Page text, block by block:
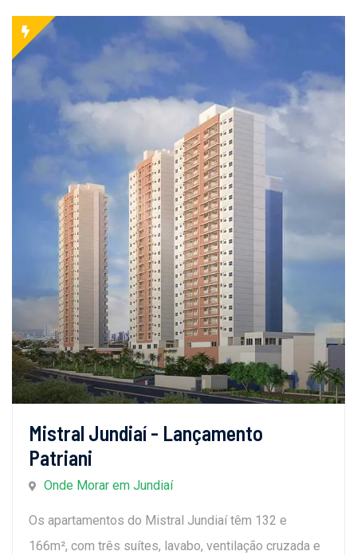
Mistral Jundiaí - Lançamento
Patriani
Onde Morar em Jundiaí
Os apartamentos do Mistral Jundiaí têm 132 e
166m², com três suítes, lavabo, ventilação cruzada e